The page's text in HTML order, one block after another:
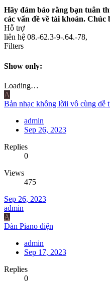
Hãy đảm bảo rằng bạn tuân
các vấn đề về tài khoản.
Hỗ trợ
liên hệ 08.-62.3-9-.64.-78,
Filters
Show only:
Loading…
A
Bản nhạc không lờii vô cùng dễ
admin
Sep 26, 2023
Replies
0
Views
475
Sep 26, 2023
admin
A
Đàn Piano điện
admin
Sep 17, 2023
Replies
0